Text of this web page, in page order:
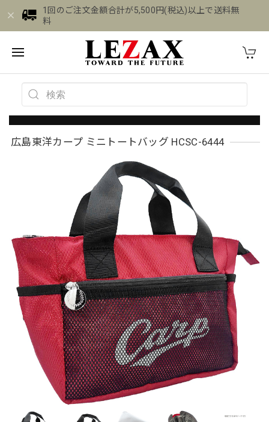
1回のご注文金額合計が5,500円(税込)以上で送料無
料
広島東洋カープ ミニトートバッグ HCSC-6444